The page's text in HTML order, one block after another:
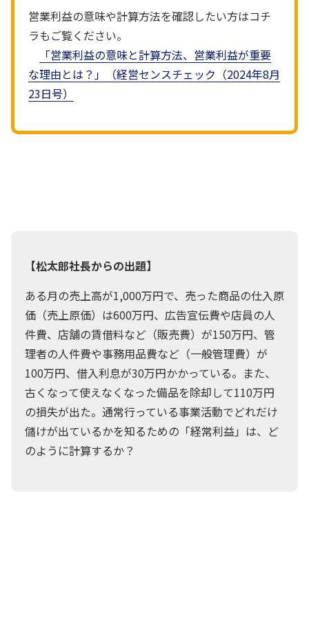
営業利益の意味や計算方法を確認したい方はコチ
ラもご覧ください。
「営業利益の意味と計算方法、営業利益が重要
な理由とは？」（経営センスチェック（2024年8月
23日号）
【松太郎社長からの出題】
ある月の売上高が1,000万円で、売った商品の仕入原
価（売上原価）は600万円、広告宣伝費や店員の人
件費、店舗の賃借料など（販売費）が150万円、管
理者の人件費や事務用品費など（一般管理費）が
100万円、借入利息が30万円かかっている。また、
古くなって使えなくなった備品を除却して110万円
の損失が出た。通常行っている事業活動でどれだけ
儲けが出ているかを知るための「経常利益」は、ど
のように計算するか？